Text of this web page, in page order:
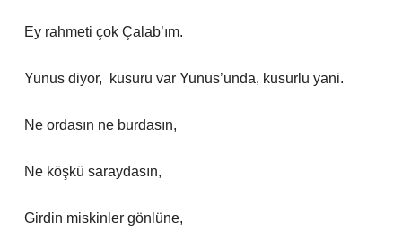
Ey rahmeti çok Çalab’ım.
Yunus diyor, kusuru var Yunus’unda, kusurlu yani.
Ne ordasın ne burdasın,
Ne köşkü saraydasın,
Girdin miskinler gönlüne,